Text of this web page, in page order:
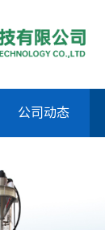
公司动态